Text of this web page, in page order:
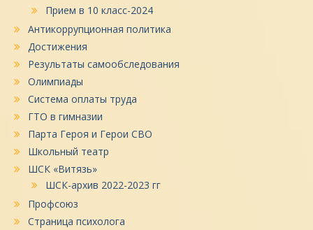
Прием в 10 класс-2024
Антикоррупционная политика
Достижения
Результаты самообследования
Олимпиады
Система оплаты труда
ГТО в гимназии
Парта Героя и Герои СВО
Школьный театр
ШСК «Витязь»
ШСК-архив 2022-2023 гг
Профсоюз
Страница психолога